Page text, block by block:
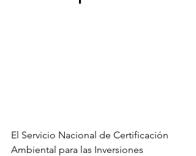
El Servicio Nacional de Certificación
Ambiental para las Inversiones